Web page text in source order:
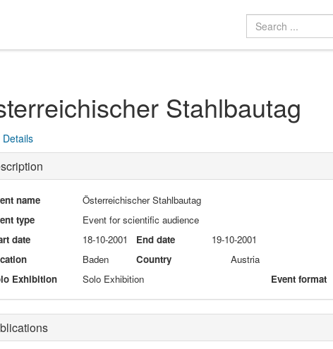
Stahlbautag
Details
name
Österreichischer Stahlbautag
type
Event for scientific audience
date
18-10-2001 End date
19-10-2001
Baden Country
Austria
Exhibition
Solo Exhibition Event format